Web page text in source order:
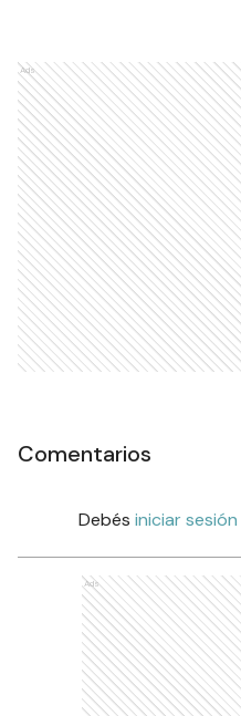
Ads
Comentarios
Debés iniciar sesión
Ads